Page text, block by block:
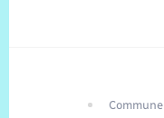
Commune